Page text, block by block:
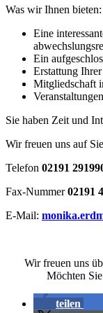
Was wir Ihnen bieten:
Eine
Ein
Erstattung
Mitgliedschaft
Sie haben Zeit und
Wir freuen uns auf
Telefon 02191
Fax-Nummer02191
E-Mail:
Wir freuen uns
Möchten
teilen